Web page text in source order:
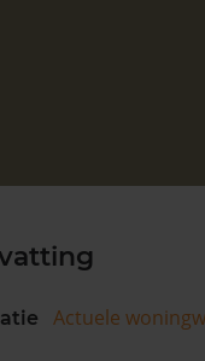
Actuele